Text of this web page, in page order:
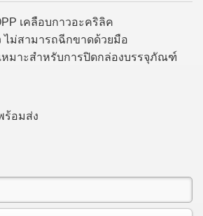
เคลือบกาวอะคริลิค
ไม่สามารถฉีกขาดด้วยมือ
หมาะสำหรับการปิดกล่องบรรจุภัณฑ์
ร้อมส่ง